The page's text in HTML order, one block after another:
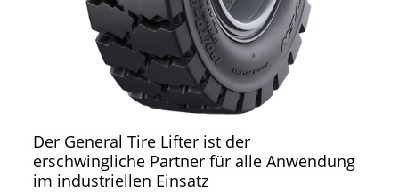
Der General Tire Lifter ist der
erschwingliche Partner für alle Anwendung
im industriellen Einsatz